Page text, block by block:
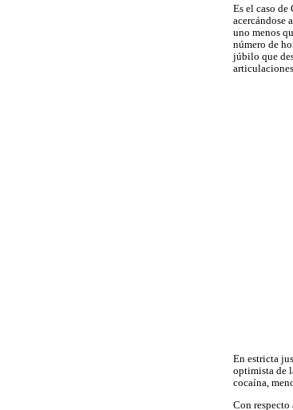
Es el caso de
acercándose
uno menos
número de
júbilo que
En estricta
optimista de
cocaína,
Con